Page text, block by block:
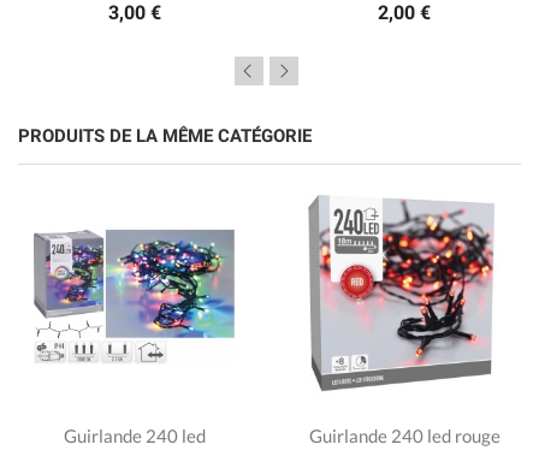
3,00 € 2,00 €
PRODUITS DE LA MÊME CATÉGORIE
Guirlande 240 led
Guirlande 240 led rouge